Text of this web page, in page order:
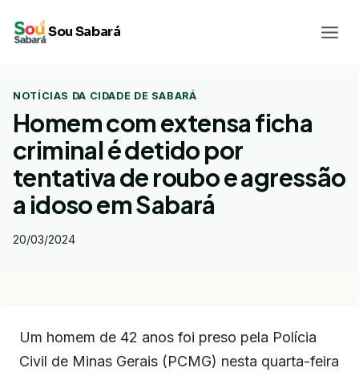
para
Sou Sabará
NOTÍCIAS DA CIDADE DE SABARÁ
Homem com extensa ficha
criminal é detido por
tentativa de roubo e agressão
a idoso em Sabará
20/03/2024
Um homem de 42 anos foi preso pela Polícia
Civil de Minas Gerais (PCMG) nesta quarta-feira